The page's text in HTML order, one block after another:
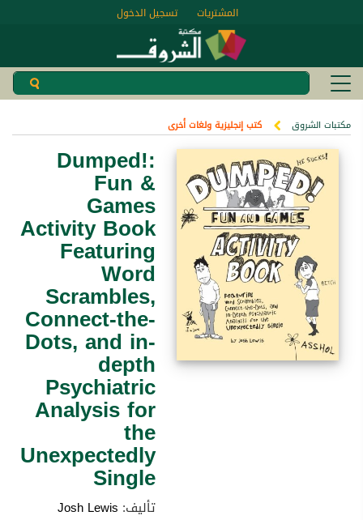
تسجيل الدخول المشتريات
مكتبات الشروق كتب إنجليزية ولغات أخرى
Dumped!:
Fun &
Games
Activity Book
Featuring
Word
Scrambles,
Connect-the-
Dots, and in-
depth
Psychiatric
Analysis for
the
Unexpectedly
Single
تأليف: Josh Lewis